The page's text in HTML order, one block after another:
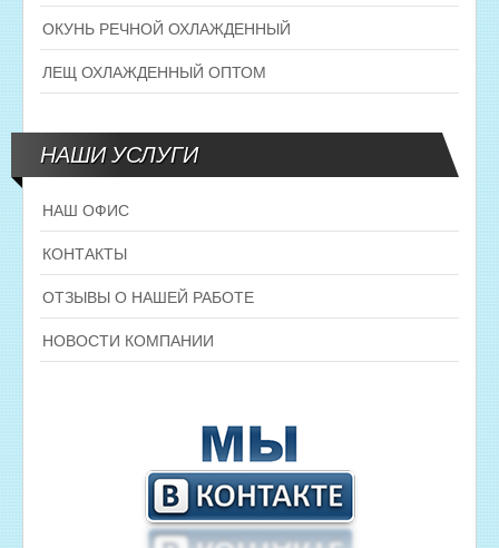
ОКУНЬ РЕЧНОЙ ОХЛАЖДЕННЫЙ
ЛЕЩ ОХЛАЖДЕННЫЙ ОПТОМ
НАШИ УСЛУГИ
НАШ ОФИС
КОНТАКТЫ
ОТЗЫВЫ О НАШЕЙ РАБОТЕ
НОВОСТИ КОМПАНИИ